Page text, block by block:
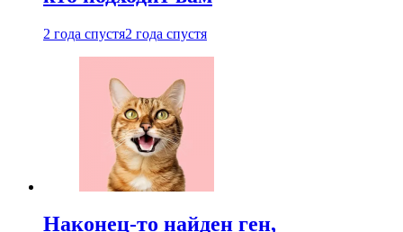
2 года спустя2 года спустя
Наконец-то найден ген,